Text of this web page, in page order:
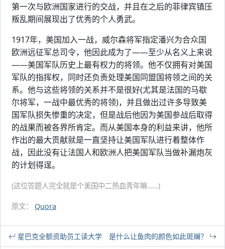
第一次与欧洲国家进行的交战，并且在之后的菲律宾镇压
叛乱期间展现出了优秀的个人勇武。
1917年，美国加入一战，威尔森将军指定潘兴为合众国
欧洲远征军总司令，他因此成为了——至少从名义上来说
——美国军队历史上最有权力的将领。他不仅拥有对美国
军队的指挥权，同时还负责处理美国同盟国将领之间的关
系。他与这些将领的关系并不是很好(尤其是法国的马歇
尔将军，一战中最优秀的将领)，并且做出过许多导致美
国军队损失惨重的决定，但是战后他因为美国参战后取得
的战果而被各界所肯定。而从美国本身的利益来讲，他所
作出的最大贡献就是一直坚持让美国军队进行着整体作
战，因此没有让法国人和欧洲人把美国军队当做补漏炮灰
的计划得逞。
(这位答题人完全就是个美国中二热血青年嘛……)
原文： Quora
星巴克全额资助员工读大学 是什么让鱼肉的颜色如此斑斓？